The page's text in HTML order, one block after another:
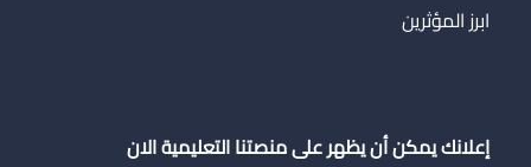
ابرز المؤثرين
إعلانك يمكن أن يظهر على منصتنا التعليمية الان